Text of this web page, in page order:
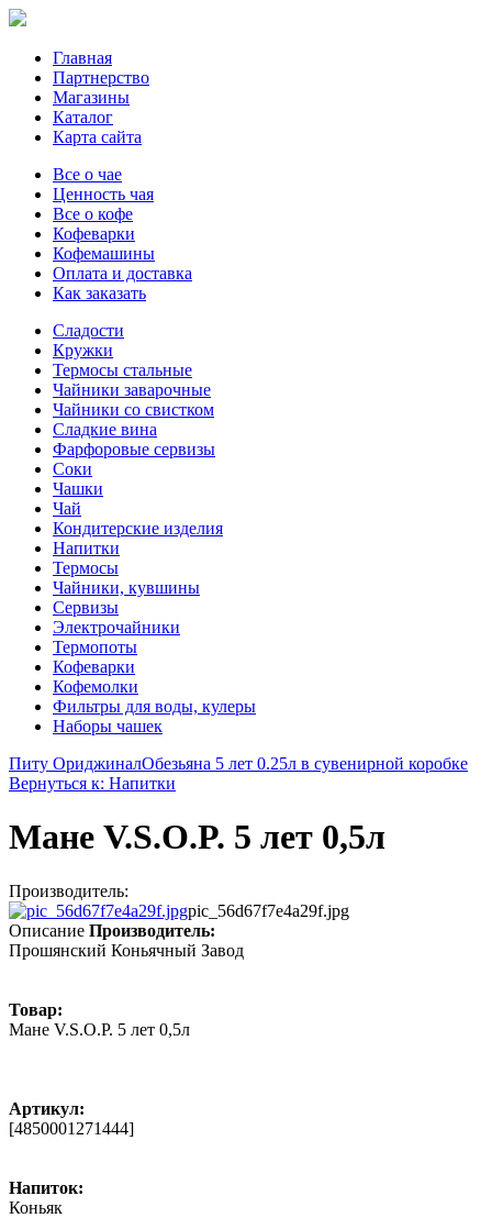
Главная
Партнерство
Магазины
Каталог
Карта сайта
Все о чае
Ценность чая
Все о кофе
Кофеварки
Кофемашины
Оплата и доставка
Как заказать
Сладости
Кружки
Термосы стальные
Чайники заварочные
Чайники со свистком
Сладкие вина
Фарфоровые сервизы
Соки
Чашки
Чай
Кондитерские изделия
Напитки
Термосы
Чайники, кувшины
Сервизы
Электрочайники
Термопоты
Кофеварки
Кофемолки
Фильтры для воды, кулеры
Наборы чашек
Питу ОриджиналОбезьяна 5 лет 0.25л в сувенирной коробке
Вернуться к: Напитки
Мане V.S.O.P. 5 лет 0,5л
Производитель:
pic_56d67f7e4a29f.jpg
Описание Производитель:
Прошянский Коньячный Завод
Товар:
Мане V.S.O.P. 5 лет 0,5л
Артикул:
[4850001271444]
Напиток:
Коньяк